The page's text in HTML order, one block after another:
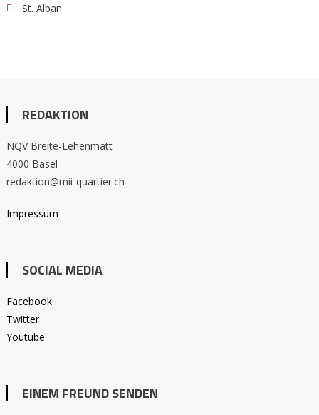
St. Alban
REDAKTION
NQV Breite-Lehenmatt
4000 Basel
redaktion@mii-quartier.ch
Impressum
SOCIAL MEDIA
Facebook
Twitter
Youtube
EINEM FREUND SENDEN